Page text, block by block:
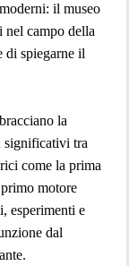
il museo
campo della
di spiegarne il
la
significativi tra
come la prima
motore
esperimenti e
dal